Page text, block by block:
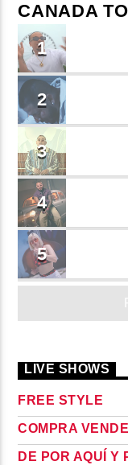
CANADA
1
2
3
4
5
LIVE SHOWS
FREE STYLE
COMPRA
DE POR AQUÍ Y